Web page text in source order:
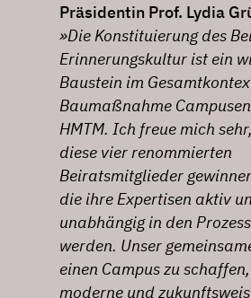
Präsidentin Prof. Lydia
»Die Konstituierung des
Erinnerungskultur ist ein
Baustein im
Baumaßnahme
HMTM. Ich freue mich
diese vier renommierten
Beiratsmitglieder
die ihre Expertisen aktiv
unabhängig in den
werden. Unser
einen Campus zu
moderne und